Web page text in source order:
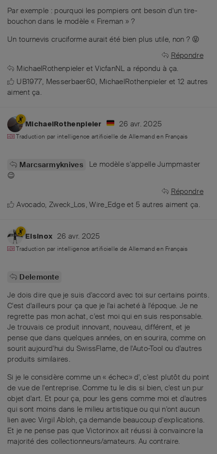
Par exemple : pourquoi les pompiers ont besoin d'un tire-
bouchon dans le modèle « Fireman » ?
Un tournevis cruciforme aurait été bien plus utile, non ? 😝
Répondre
MichaelRothenpieler etVicfanNL a répondu à ça.
UB1977, Messerbaer60, MichaelRothenpieler et 12 autres
aiment ça.
MichaelRothenpieler 26 avr. 2025
Traduction par intelligence artificielle de Allemand en Français
Marcsarmyknives
Le modèle s'appelle Jumpmaster
😉
Répondre
Avocado,Zweck_Los,Wire_Edge et 5 autres aiment ça.
Elsinox 26 avr. 2025
Traduction par intelligence artificielle de Allemand en Français
Delemonte
Je dois dire que je suis d'accord avec toi sur certains points.
C'est d'ailleurs pour ça que je l'ai acheté à l'époque. Je ne
regrette pas mon achat, c'est moi qui en suis responsable.
Je trouvais ce produit innovant, nouveau, différent, et je
pense que dans quelques années, on en sourira, comme on
sourit aujourd'hui du SwissFlame, de l'Auto-Tool ou d'autres
produits similaires.
Si je le considère comme un « échec» d', c'est plutôt du point
de vue de l'entreprise. Comme tu le dis si bien, c'est un pur
objet d'art. Et pour ça, pour les gens comme moi et d'autres
qui sont moins dans le milieu artistique ou qui n'ont aucun
lien avec Virgil Abloh, ça demande beaucoup d'explications.
Et je ne pense pas que Victorinox ait réussi à convaincre la
majorité des collectionneurs/amateurs. Au contraire.